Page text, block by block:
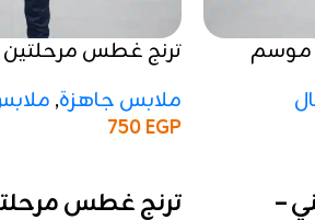
موسم
–
ترنج غطس
ملابس جاهزة,
750EGP
ترنج غطس